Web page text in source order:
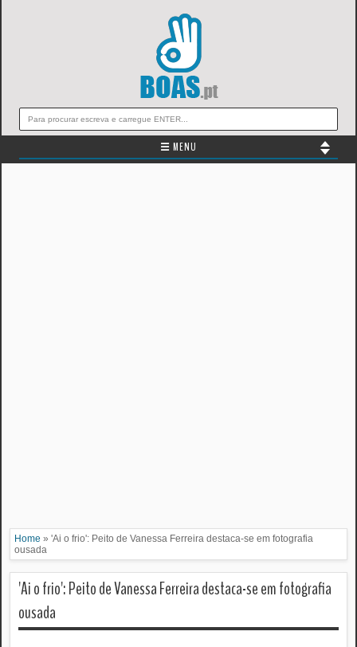
☰ MENU
Home » 'Ai o frio': Peito de Vanessa Ferreira destaca-se em fotografia
ousada
'Ai o frio': Peito de Vanessa Ferreira destaca-se em fotografia
ousada